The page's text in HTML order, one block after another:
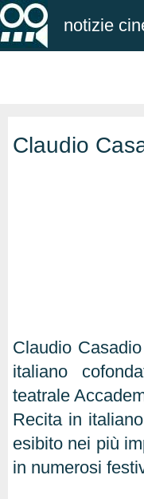
notizie
Claudio
Claudio
italiano
teatrale
Recita in
esibito nei più
in numerosi